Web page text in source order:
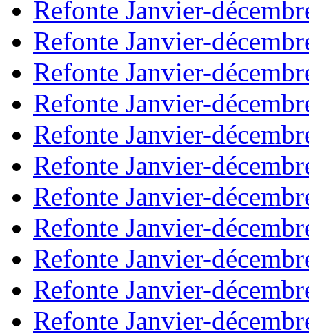
Refonte Janvier-
Refonte Janvier-
Refonte Janvier-
Refonte Janvier-
Refonte Janvier-
Refonte Janvier-
Refonte Janvier-
Refonte Janvier-
Refonte Janvier-
Refonte Janvier-
Refonte Janvier-